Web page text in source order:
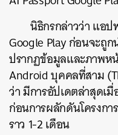
นิธิกรกล่าวว่า แอ
Google Play ก่อนจะถู
ปรากฏข้อมูลและภาพห
Android บุคคลที่สาม
ว่า มีการอัปเดตล่าสุดเ
ก่อนการผลักดันโครงกา
ราว 1-2 เดือน